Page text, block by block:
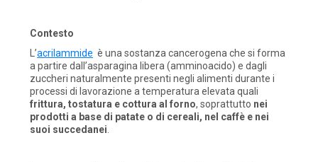
Contesto
L’acrilammide è una sostanza cancerogena che si forma
a partire dall’asparagina libera (amminoacido) e dagli
zuccheri naturalmente presenti negli alimenti durante i
processi di lavorazione a temperatura elevata quali
frittura, tostatura e cottura al forno, soprattutto nei
prodotti a base di patate o di cereali, nel caffè e nei
suoi succedanei